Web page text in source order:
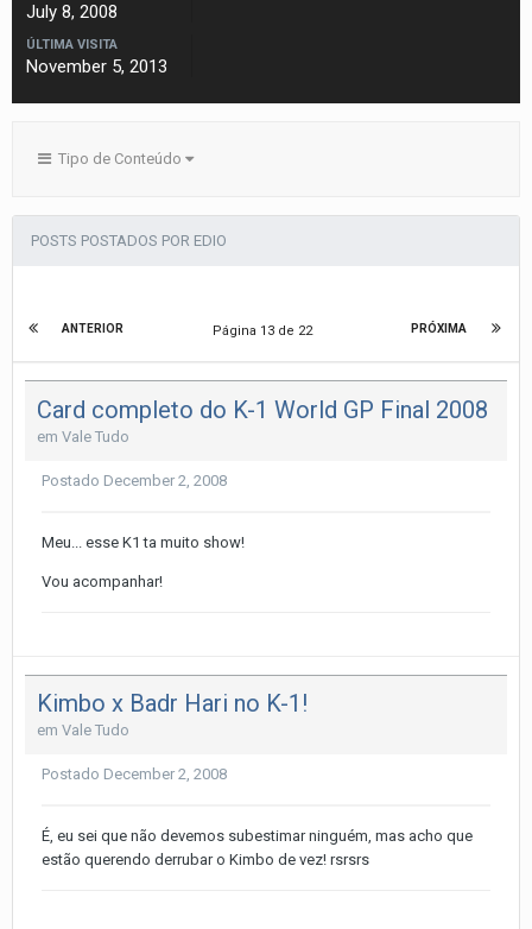
July 8, 2008
ÚLTIMA VISITA
November 5, 2013
Tipo de Conteúdo
POSTS POSTADOS POR EDIO
ANTERIOR PRÓXIMA
Página 13 de 22
Card completo do K-1 World GP Final 2008
em Vale Tudo
Postado December 2, 2008
Meu... esse K1 ta muito show!
Vou acompanhar!
Kimbo x Badr Hari no K-1!
em Vale Tudo
Postado December 2, 2008
É, eu sei que não devemos subestimar ninguém, mas acho que
estão querendo derrubar o Kimbo de vez! rsrsrs